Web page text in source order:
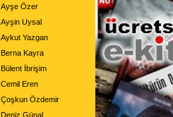
Ayşe Özer
Ayşin Uysal
Aykut Yazgan
Berna Kayra
Bülent İbrişim
Cemil Eren
Çoşkun Özdemir
Deniz Günal